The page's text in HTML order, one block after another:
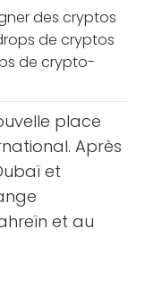
des cryptos
de cryptos
de crypto-
place
Après
et
et au